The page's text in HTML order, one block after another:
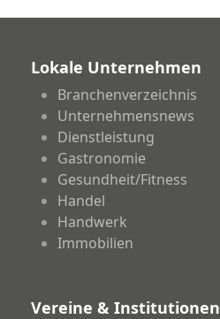
Lokale Unternehmen
Branchenverzeichnis
Unternehmensnews
Dienstleistung
Gastronomie
Gesundheit/Fitness
Handel
Handwerk
Immobilien
Vereine & Institutionen